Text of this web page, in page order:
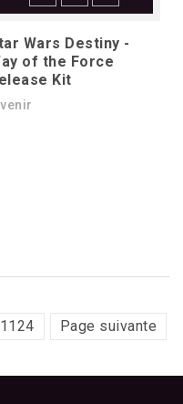
Wars Destiny -
of the Force
Kit
1124 Page suivante